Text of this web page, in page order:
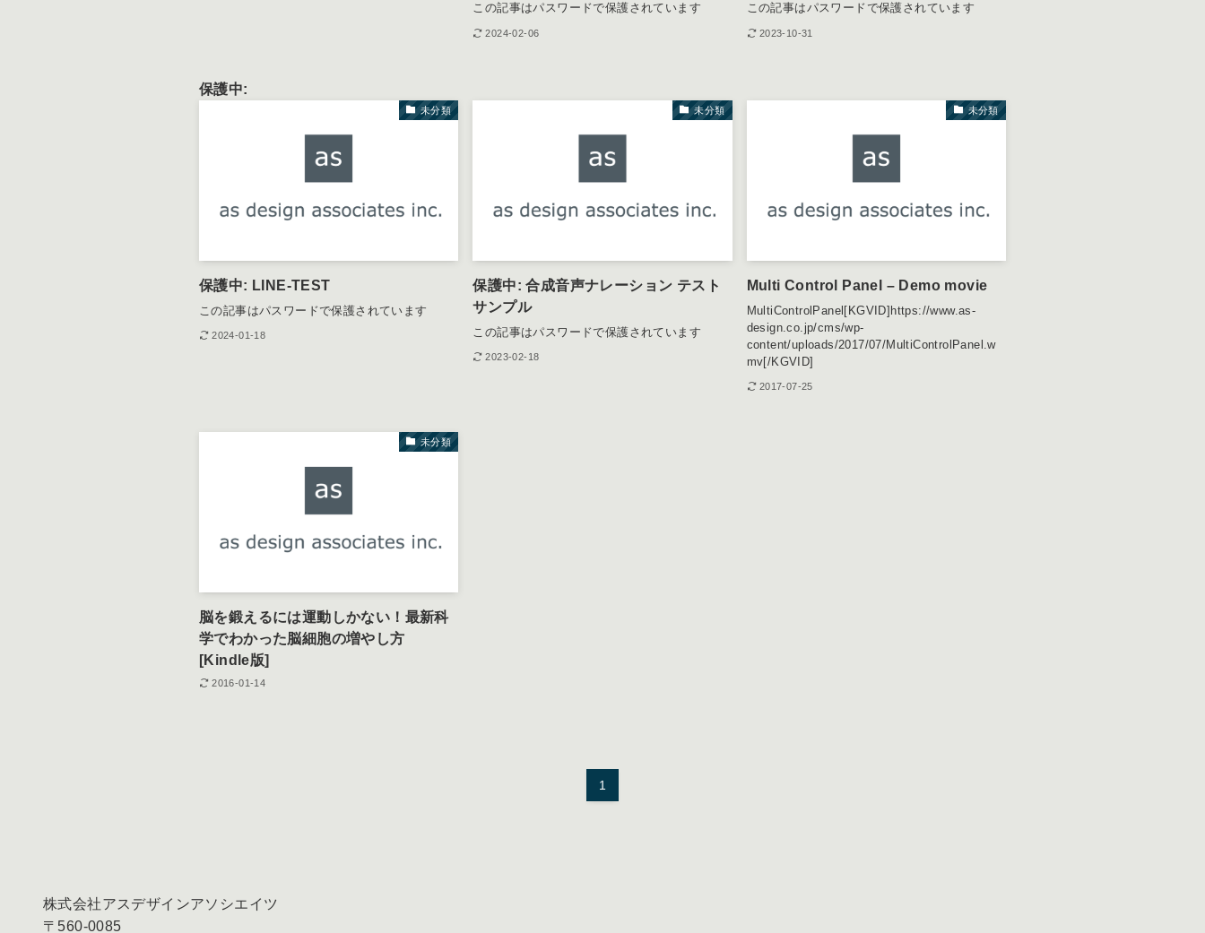
保護中:
この記事はパスワードで保護されています
この記事はパスワードで保護されています
2024-02-06
この記事はパスワードで保護されています
2023-10-31
未分類
保護中: LINE-TEST
この記事はパスワードで保護されています
2024-01-18
未分類
保護中: 合成音声ナレーション テスト
サンプル
この記事はパスワードで保護されています
2023-02-18
未分類
Multi Control Panel – Demo movie
MultiControlPanel[KGVID]https://www.as-
design.co.jp/cms/wp-
content/uploads/2017/07/MultiControlPanel.w
mv[/KGVID]
2017-07-25
未分類
脳を鍛えるには運動しかない！最新科
学でわかった脳細胞の増やし方
[Kindle版]
2016-01-14
1
株式会社アスデザインアソシエイツ
〒560-0085